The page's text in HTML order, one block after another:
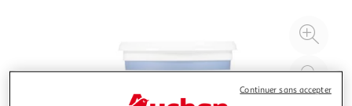
à
Continuer sans accepter